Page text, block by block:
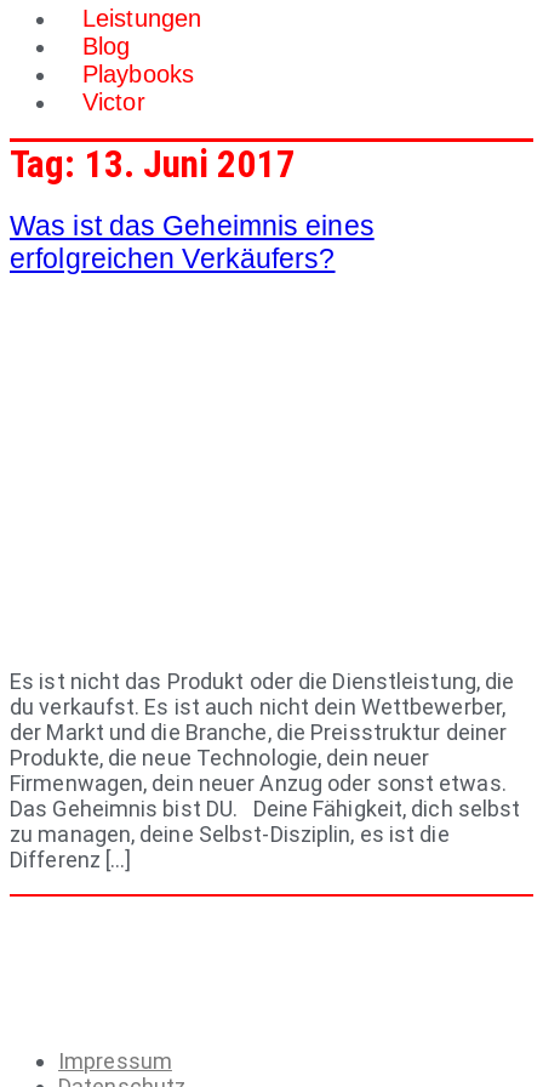
Leistungen
Blog
Playbooks
Victor
Tag: 13. Juni 2017
Was ist das Geheimnis eines
erfolgreichen Verkäufers?
Es ist nicht das Produkt oder die Dienstleistung, die
du verkaufst. Es ist auch nicht dein Wettbewerber,
der Markt und die Branche, die Preisstruktur deiner
Produkte, die neue Technologie, dein neuer
Firmenwagen, dein neuer Anzug oder sonst etwas.
Das Geheimnis bist DU. Deine Fähigkeit, dich selbst
zu managen, deine Selbst-Disziplin, es ist die
Differenz […]
Impressum